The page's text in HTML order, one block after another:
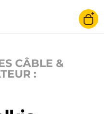
CÂBLE &
: